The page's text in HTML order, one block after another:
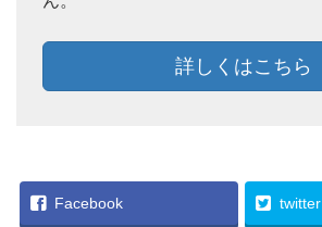
詳しくはこちら
Facebook twitter